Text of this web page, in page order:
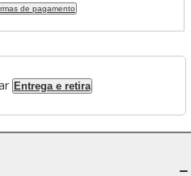
de pagamento
Entrega e retira